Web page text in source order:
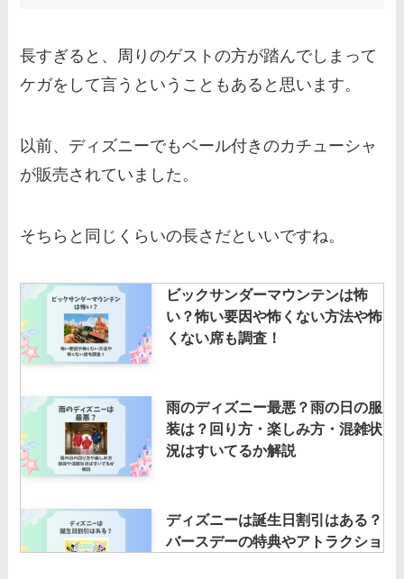
長すぎると、周りのゲストの方が踏んでしまって
ケガをして言うということもあると思います。
以前、ディズニーでもベール付きのカチューシャ
が販売されていました。
そちらと同じくらいの長さだといいですね。
ビックサンダーマウンテンは怖
い？怖い要因や怖くない方法や怖
くない席も調査！
雨のディズニー最悪？雨の日の服
装は？回り方・楽しみ方・混雑状
況はすいてるか解説
ディズニーは誕生日割引はある？
バースデーの特典やアトラクショ